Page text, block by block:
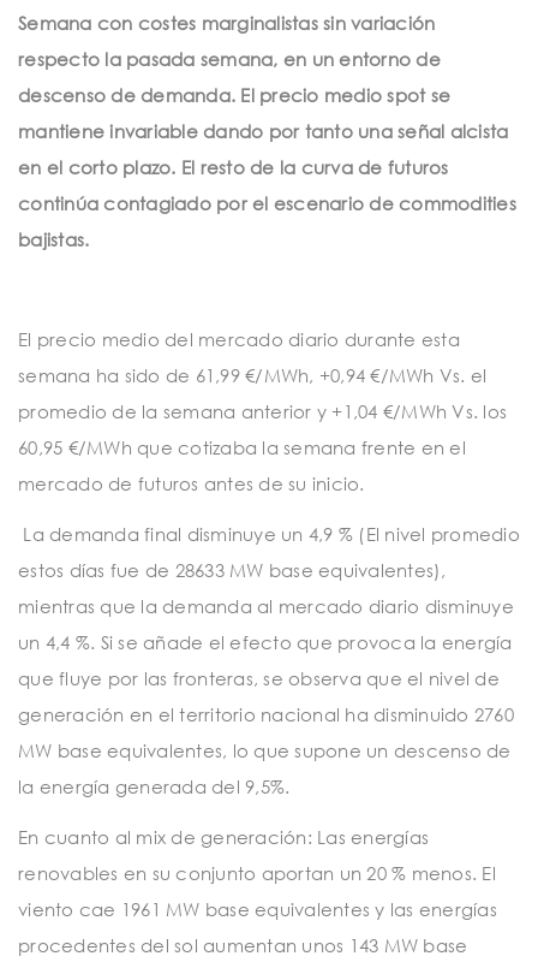
n
Semana con costes marginalistas sin variación
respecto la pasada semana, en un entorno de
descenso de demanda. El precio medio spot se
mantiene invariable dando por tanto una señal alcista
en el corto plazo. El resto de la curva de futuros
continúa contagiado por el escenario de commodities
bajistas.
El precio medio del mercado diario durante esta
semana ha sido de 61,99 €/MWh, +0,94 €/MWh Vs. el
promedio de la semana anterior y +1,04 €/MWh Vs. los
60,95 €/MWh que cotizaba la semana frente en el
mercado de futuros antes de su inicio.
La demanda final disminuye un 4,9 % (El nivel promedio
estos días fue de 28633 MW base equivalentes),
mientras que la demanda al mercado diario disminuye
un 4,4 %. Si se añade el efecto que provoca la energía
que fluye por las fronteras, se observa que el nivel de
generación en el territorio nacional ha disminuido 2760
MW base equivalentes, lo que supone un descenso de
la energía generada del 9,5%.
En cuanto al mix de generación: Las energías
renovables en su conjunto aportan un 20 % menos. El
viento cae 1961 MW base equivalentes y las energías
procedentes del sol aumentan unos 143 MW base